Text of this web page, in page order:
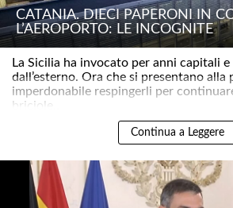
CATANIA. DIECI PAPERONI IN
L’AEROPORTO: LE INCOGNITE
La Sicilia ha invocato per anni capitali
dall’esterno. Ora che si presentano alla
imperdonabile respingerli per
briciole..
Continua a Leggere